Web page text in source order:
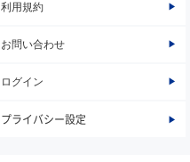
利用規約
お問い合わせ
ログイン
プライバシー設定